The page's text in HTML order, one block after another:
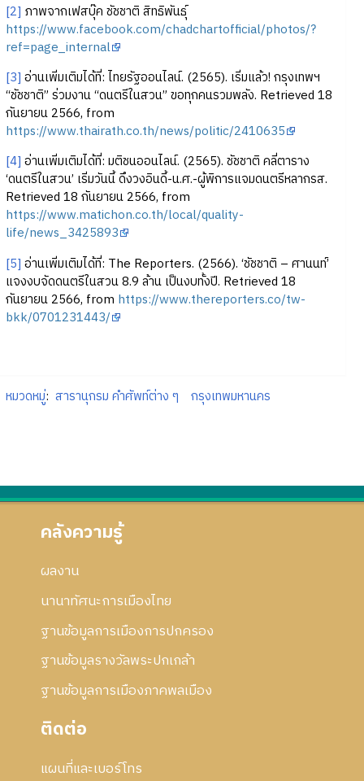
[2] ภาพจากเฟสบุ๊ค ชัชชาติ สิทธิพันธุ์
https://www.facebook.com/chadchartofficial/photos/?
ref=page_internal
[3] อ่านเพิ่มเติมได้ที่: ไทยรัฐออนไลน์. (2565). เริ่มแล้ว! กรุงเทพฯ
“ชัชชาติ” ร่วมงาน “ดนตรีในสวน” ขอทุกคนรวมพลัง. Retrieved 18
กันยายน 2566, from
https://www.thairath.co.th/news/politic/2410635
[4] อ่านเพิ่มเติมได้ที่: มติชนออนไลน์. (2565). ชัชชาติ คลี่ตาราง
‘ดนตรีในสวน’ เริ่มวันนี้ ดึงวงอินดี้-น.ศ.-ผู้พิการแจมดนตรีหลากรส.
Retrieved 18 กันยายน 2566, from
https://www.matichon.co.th/local/quality-
life/news_3425893
[5] อ่านเพิ่มเติมได้ที่: The Reporters. (2566). ‘ชัชชาติ – ศานนท์’
แจงงบจัดดนตรีในสวน 8.9 ล้าน เป็นงบทั้งปี. Retrieved 18
กันยายน 2566, from https://www.thereporters.co/tw-
bkk/0701231443/
หมวดหมู่: สารานุกรม คำศัพท์ต่าง ๆ กรุงเทพมหานคร
คลังความรู้
ผลงาน
นานาทัศนะการเมืองไทย
ฐานข้อมูลการเมืองการปกครอง
ฐานข้อมูลรางวัลพระปกเกล้า
ฐานข้อมูลการเมืองภาคพลเมือง
ติดต่อ
แผนที่และเบอร์โทร